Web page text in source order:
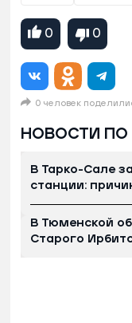
0 0
0 человек
НОВОСТИ ПО
В Тарко-Сале
станции:
В Тюменской
Старого